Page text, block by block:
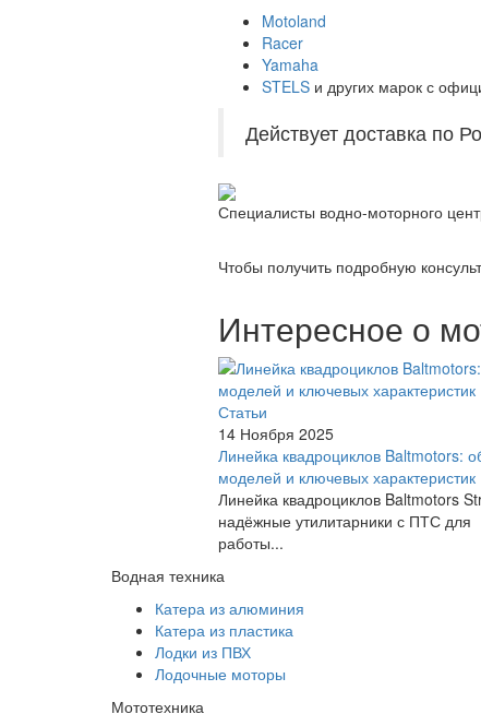
Motoland
Racer
Yamaha
STELSи других марок с
Действует доставка по
Специалисты водно-моторного
Чтобы получить подробную
Интересное о
Статьи
14 Ноября 2025
Линейка квадроциклов Baltmotors:
моделей и ключевых характеристик
Линейка квадроциклов Baltmotors
надёжные утилитарники с ПТС для
работы...
Водная техника
Катера из алюминия
Катера из пластика
Лодки из ПВХ
Лодочные моторы
Мототехника